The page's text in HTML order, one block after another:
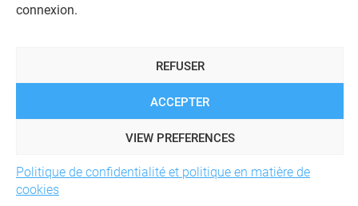
connexion.
ACCEPTER
REFUSER
VIEW PREFERENCES
Politique de confidentialité et politique en matière de
cookies
AVIS JURIDIQUE GÉNÉRAL
POLITIQUE DE TRAITEMENT DES PLAINTES
REGISTRE DES CONFLITS D'INTÉRÊTS
© 2026 Société de services financiers Fonds FMOQ inc.
droits réservés.